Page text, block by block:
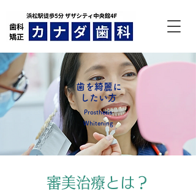
歯を綺麗に
したい方
Prosthesis
Whitening
審美治療とは？